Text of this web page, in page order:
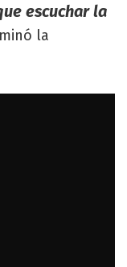
escuchar la
la